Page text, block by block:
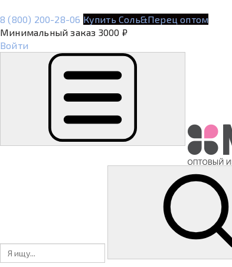
8 (800) 200-28-06 Купить Соль&Перец оптом
Минимальный заказ 3000 ₽
Войти